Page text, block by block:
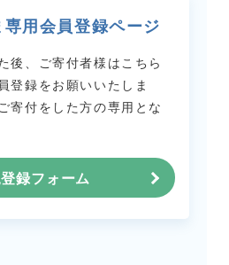
用会員登録ページ
後、ご寄付者様はこちら
登録をお願いいたしま
寄付をした方の専用とな
録フォーム